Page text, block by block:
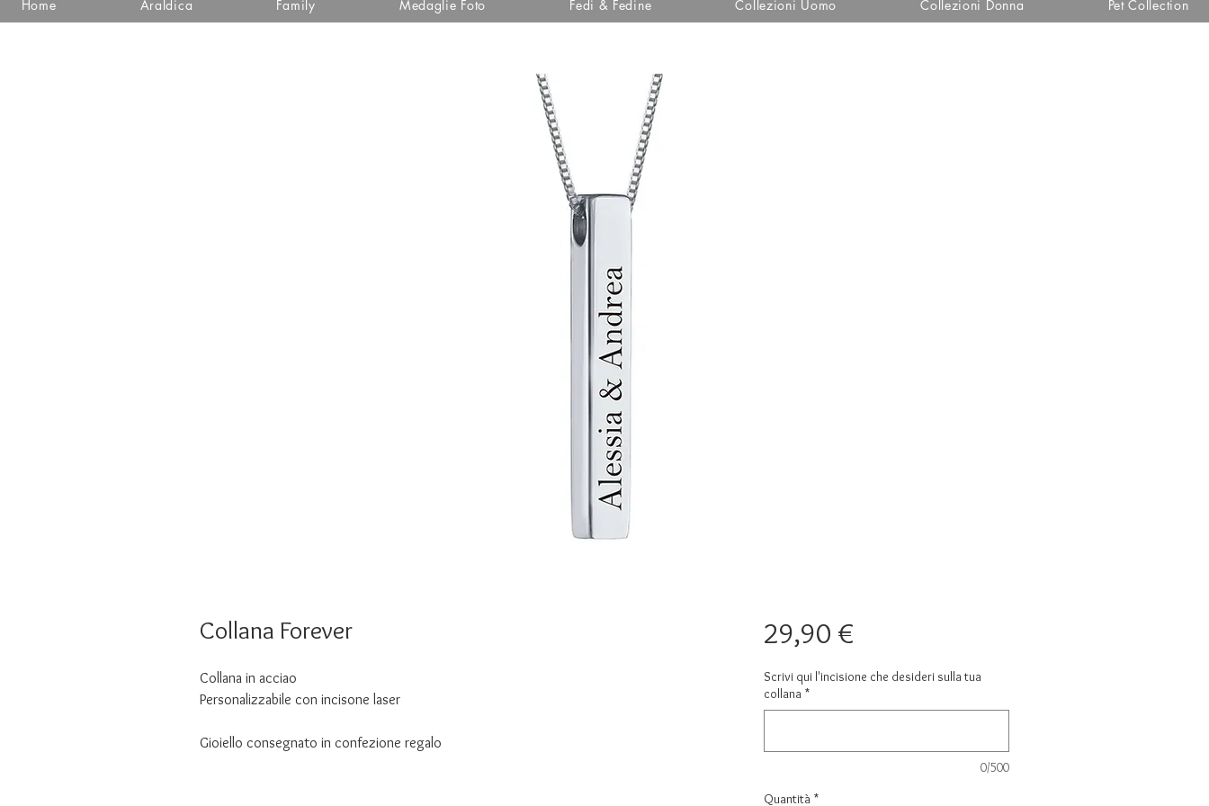
Home Araldica Family Medaglie Foto Fedi & Fedine Collezioni Uomo Collezioni Donna Pet Collection
Collana Forever
Collana in acciao
Personalizzabile con incisone laser
Gioiello consegnato in confezione regalo
29,90 €Prezzo
Scrivi qui l'incisione che desideri sulla tua
collana *
0/500
Quantità *